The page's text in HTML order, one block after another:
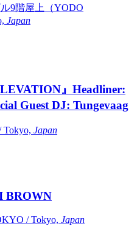
9階屋上（YODO
Japan
』Headliner:
Guest DJ: Tungevaag
Japan
BROWN
/ Tokyo, Japan